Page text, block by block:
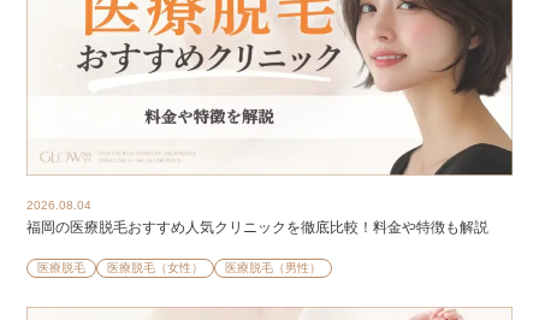
2026.08.04
福岡の医療脱毛おすすめ人気クリニックを徹底比較！料金や特徴も解説
医療脱毛 医療脱毛（女性） 医療脱毛（男性）